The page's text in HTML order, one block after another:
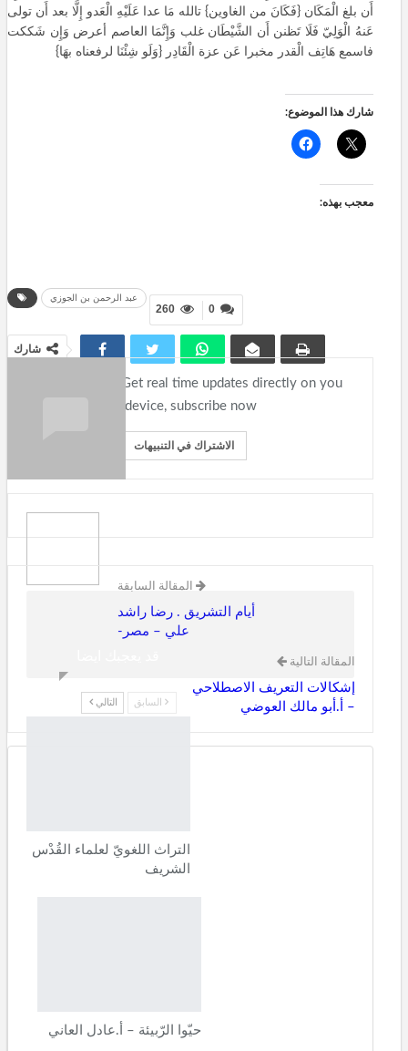
أَن بلغ الْمَكَان {فَكَانَ من الغاوين} تالله مَا عدا عَلَيْهِ الْعَدو إِلَّا بعد أَن تولى
عَنهُ الْوَلِيّ فَلَا تَظنن أَن الشَّيْطَان غلب وَإِنَّمَا العاصم أعرض وَإِن شَككت
فاسمع هَاتِف الْقدر مخبرا عَن عزة الْقَادِر {وَلَو شِئْنَا لرفعناه بهَا}
شارك هذا الموضوع:
معجب بهذه:
عبد الرحمن بن الجوزي
0
260
شارك
Get real time updates directly on you
device, subscribe now.
الاشتراك في التنبيهات
المقالة السابقة
أيام التشريق . رضا راشد
علي – مصر-
المقالة التالية
إشكالات التعريف الاصطلاحي
– أ.أبو مالك العوضي
التراث اللغويّ لعلماء القُدْس
الشريف
حيّوا الرّبيئة – أ.عادل العاني
السابق التالي